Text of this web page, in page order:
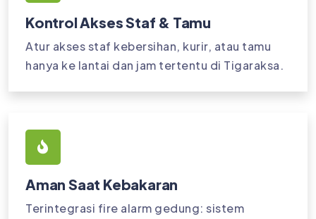
Kontrol Akses Staf & Tamu
Atur akses staf kebersihan, kurir, atau tamu
hanya ke lantai dan jam tertentu di Tigaraksa.
Aman Saat Kebakaran
Terintegrasi fire alarm gedung: sistem